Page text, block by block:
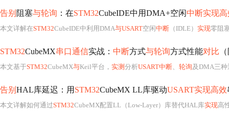
告别 阻塞与轮询 ：在STM32CubeIDE中用DMA+空闲中断实现高
本文详解在STM32CubeIDE中利用DMA与USART空闲中断 （IDLE） 实现零阻塞、低
STM32CubeMX串口通信实战： 中断方式与轮询方式性能对比
本文基于STM32CubeMX与Keil平台， 实测 分析USART中断、 轮询及DMA三种通信模
告别 HAL库延迟：用 STM32CubeMX LL库驱动USART实现高效
本文详解如何通过STM32CubeMX配置LL（Low-Layer）库替代HAL库实现高